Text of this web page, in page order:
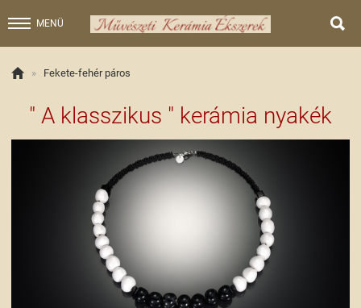
MENÜ 
 » Fekete-fehér páros
" A klasszikus " kerámia nyakék